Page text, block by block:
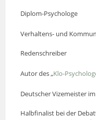
Diplom-Psychologe
Verhaltens- und
Redenschreiber
Autor des „Klo-
Deutscher Vizemeister
Halbfinalist bei der